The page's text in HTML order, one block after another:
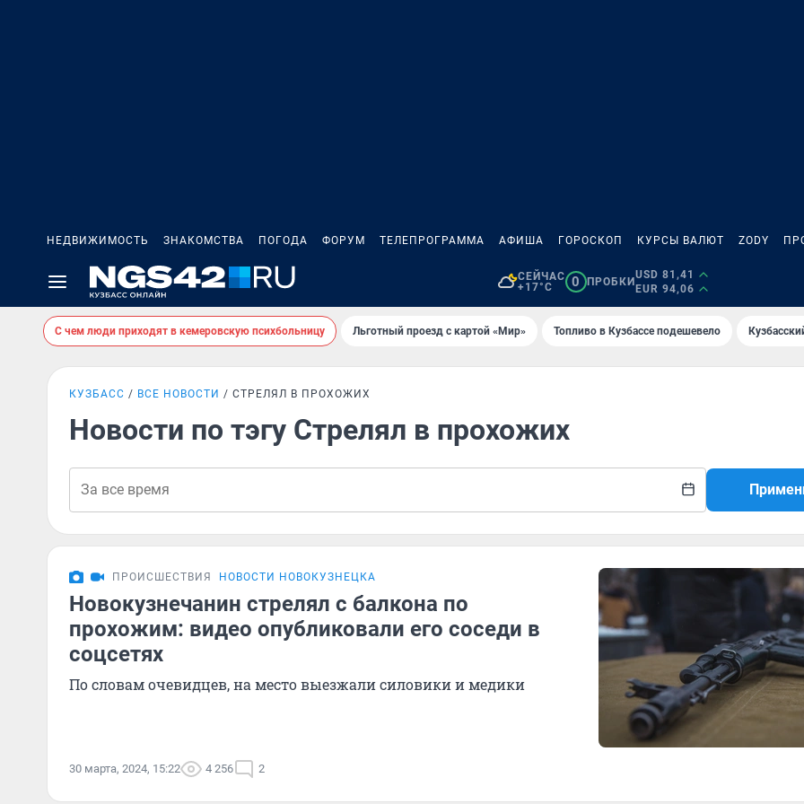
НЕДВИЖИМОСТЬ ЗНАКОМСТВА ПОГОДА ФОРУМ ТЕЛЕПРОГРАММА АФИША ГОРОСКОП КУРСЫ ВАЛЮТ ZODY
СЕЙЧАС
+17°C
0 ПРОБКИ
USD 81,41
EUR 94,06
С чем люди приходят в кемеровскую психбольницу Льготный проезд с картой «Мир» Топливо в Кузбассе подешевело
КУЗБАСС ВСЕ НОВОСТИ СТРЕЛЯЛ В ПРОХОЖИХ
Новости по тэгу Стрелял в прохожих
ПРОИСШЕСТВИЯ НОВОСТИ НОВОКУЗНЕЦКА
Новокузнечанин стрелял с балкона по
прохожим: видео опубликовали его соседи в
соцсетях
По словам очевидцев, на место выезжали силовики и медики
30 марта, 2024, 15:22 4 256 2